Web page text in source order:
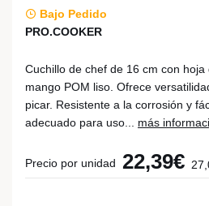
Bajo Pedido
PRO.COOKER
Cuchillo de chef de 16 cm con
mango POM liso. Ofrece
picar. Resistente a la corrosión y
adecuado para uso... más
Precio por unidad 22,39€